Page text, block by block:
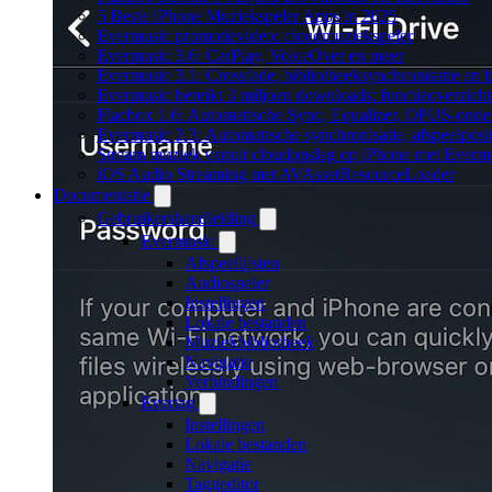
5 Beste iPhone Muziekspeler Apps in 2025
Evermusic promotievideo: cloudmuziekspeler
Evermusic 3.6: CarPlay, VoiceOver en meer
Evermusic 3.1: Crossfade, bibliotheeksynchronisatie en
Evermusic bereikt 3 miljoen downloads: functieoverzicht
Flacbox 1.6: Automatische Sync, Equalizer, OPUS-
Evermusic 2.3: Automatische synchronisatie,
Stream muziek vanuit cloudopslag op iPhone met
iOS Audio Streaming met AVAssetResourceLoader
Documentatie
Gebruikershandleiding
Evermusic
Afspeellijsten
Audiospeler
Instellingen
Lokale bestanden
Muziekbibliotheek
Navigatie
Verbindingen
Evertag
Instellingen
Lokale bestanden
Navigatie
Taggeditor